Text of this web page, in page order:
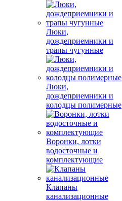
Люки,
дождеприемники и
трапы чугунные
Люки,
дождеприемники и
колодцы полимерные
Воронки, лотки
водосточные и
комплектующие
Клапаны
канализационные